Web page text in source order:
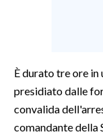
SPETTACOLI
GOSSIP
È durato tre ore
presidiato dalle
convalida
comandante della